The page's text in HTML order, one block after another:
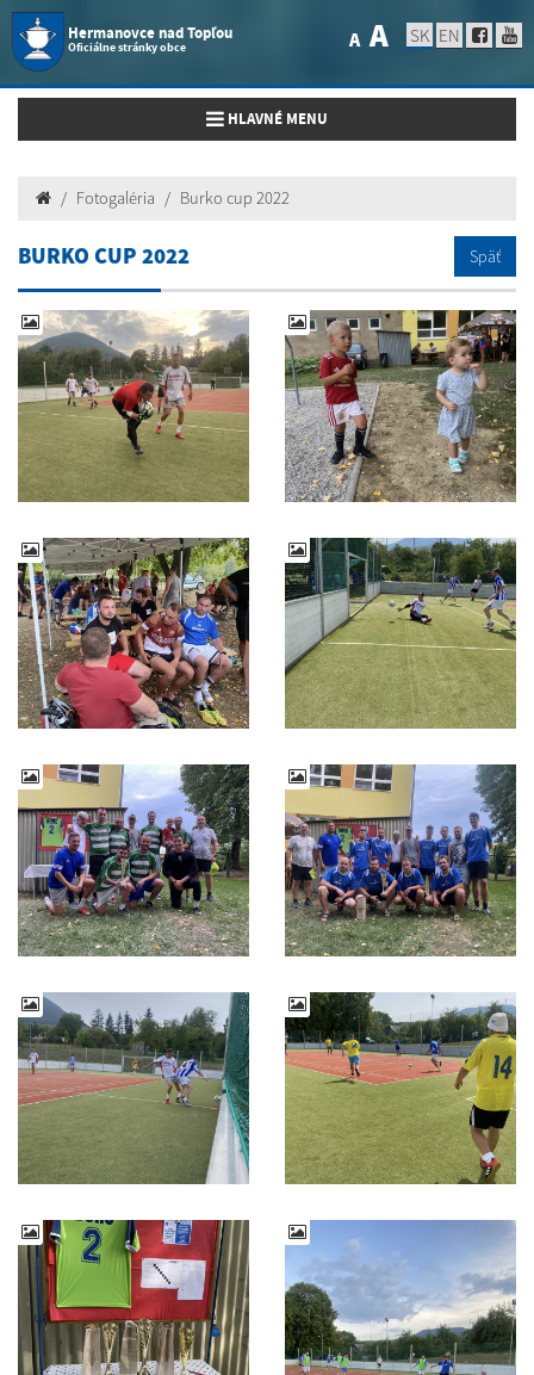
Hermanovce nad Topľou
Oficiálne stránky obce A A SK EN
Toggle navigation
HLAVNÉ MENU
Fotogaléria Burko cup 2022
BURKO CUP 2022 Späť